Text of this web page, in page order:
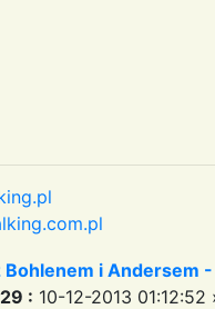
Bohlenem i Andersem
: 10-12-2013 01:12:52